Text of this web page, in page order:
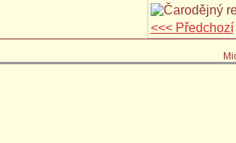
<<< Předchozí